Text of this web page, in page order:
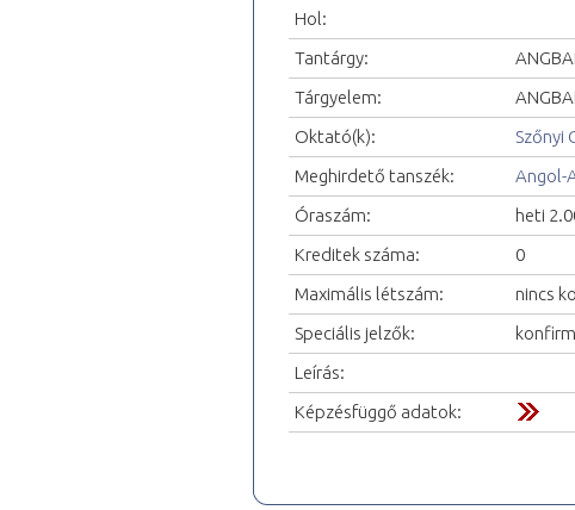
Hol:
Tantárgy:
Tárgyelem:
Oktató(k):
Szőnyi
Meghirdető tanszék:
Angol-
Óraszám:
heti
Kreditek száma:
0
Maximális létszám:
nincs
Speciális jelzők:
Leírás:
Képzésfüggő adatok: